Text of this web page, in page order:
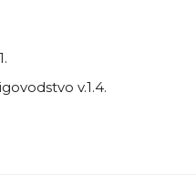
v.1.4.